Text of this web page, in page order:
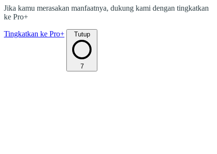
Jika kamu merasakan manfaatnya, dukung kami dengan tingkatkan
ke Pro+
Tingkatkan ke Pro+ Tutup
7